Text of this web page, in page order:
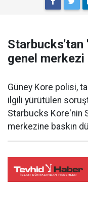
Starbucks'tan
genel merkezi
Güney Kore polisi,
ilgili yürütülen
Starbucks Kore'nin
merkezine baskın